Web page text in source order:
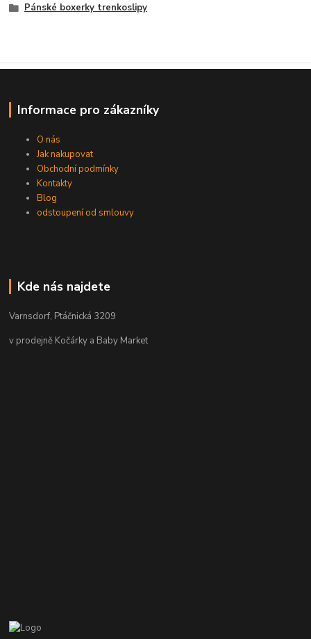
Pánské boxerky trenkoslipy
Informace pro zákazníky
O nás
Jak nakupovat
Obchodní podmínky
Kontakty
Blog
odstoupení od smlouvy
Kde nás najdete
Varnsdorf, Ptáčnická 3209
v prodejně Kočárky a Baby Market